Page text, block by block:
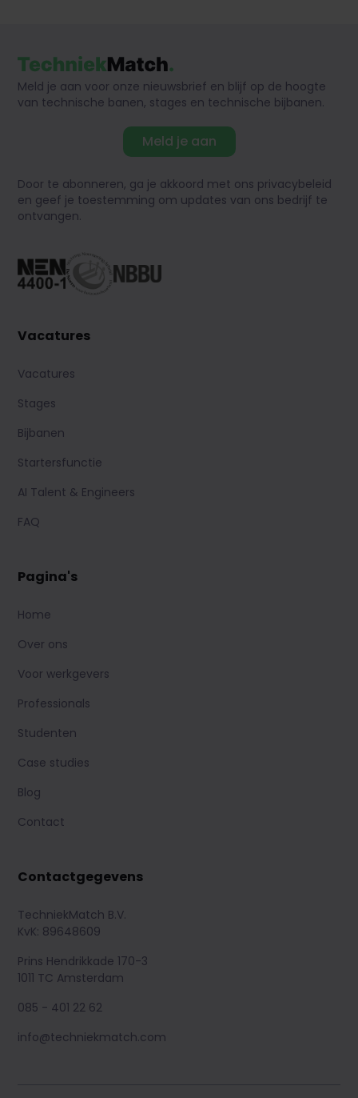
Meld je aan voor onze nieuwsbrief en blijf op de hoogte
van technische banen, stages en technische bijbanen.
Meld je aan
Door te abonneren, ga je akkoord met ons privacybeleid
en geef je toestemming om updates van ons bedrijf te
ontvangen.
Vacatures
Vacatures
Stages
Bijbanen
Startersfunctie
AI Talent & Engineers
FAQ
Pagina's
Home
Over ons
Voor werkgevers
Professionals
Studenten
Case studies
Blog
Contact
Contactgegevens
TechniekMatch B.V.
KvK: 89648609
Prins Hendrikkade 170-3
1011 TC Amsterdam
085 - 401 22 62
info@techniekmatch.com